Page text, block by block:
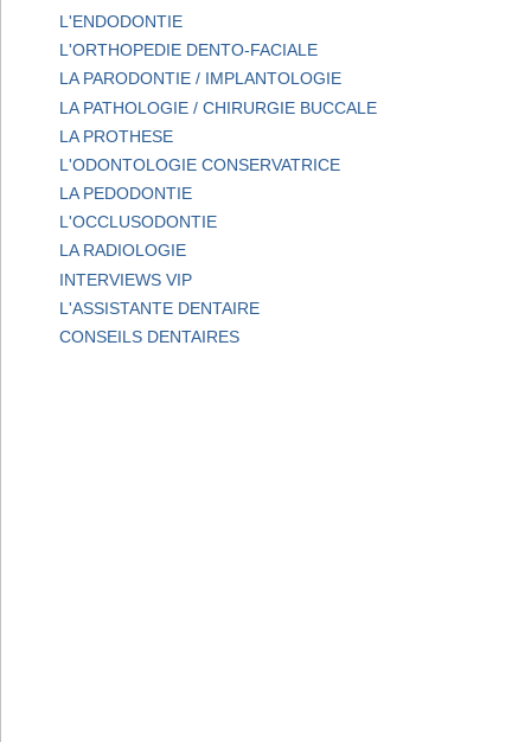
L'ENDODONTIE
L'ORTHOPEDIE DENTO-FACIALE
LA PARODONTIE / IMPLANTOLOGIE
LA PATHOLOGIE / CHIRURGIE BUCCALE
LA PROTHESE
L'ODONTOLOGIE CONSERVATRICE
LA PEDODONTIE
L'OCCLUSODONTIE
LA RADIOLOGIE
INTERVIEWS VIP
L'ASSISTANTE DENTAIRE
CONSEILS DENTAIRES